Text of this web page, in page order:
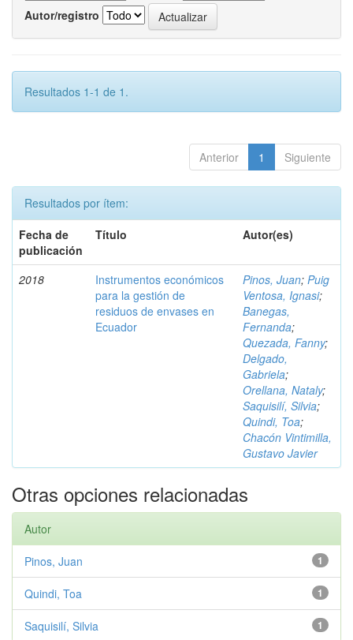
Autor/registro
Resultados 1-1 de 1.
Anterior 1 Siguiente
Resultados por ítem:
Fecha de
publicación
Título Autor(es)
2018
Instrumentos económicos
para la gestión de
residuos de envases en
Ecuador
Pinos, Juan; Puig
Ventosa, Ignasi;
Banegas,
Fernanda;
Quezada, Fanny;
Delgado,
Gabriela;
Orellana, Nataly;
Saquisilí, Silvia;
Quindi, Toa;
Chacón Vintimilla,
Gustavo Javier
Otras opciones relacionadas
Autor
1
Pinos, Juan
1
Quindi, Toa
1
Saquisilí, Silvia